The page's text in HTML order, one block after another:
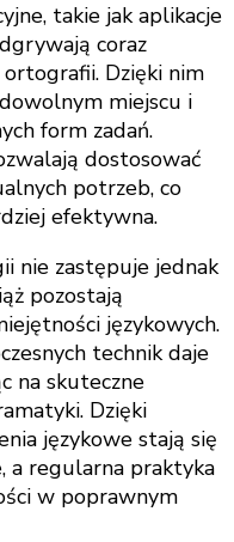
takie jak aplikacje
coraz
Dzięki nim
miejscu i
form zadań.
dostosować
potrzeb, co
efektywna.
nie zastępuje jednak
pozostają
językowych.
technik daje
na skuteczne
Dzięki
językowe stają się
a regularna praktyka
w poprawnym